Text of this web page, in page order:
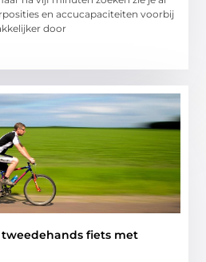
en accucapaciteiten voorbij
door
fiets met